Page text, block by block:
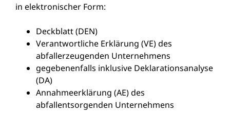
in elektronischer Form:
Deckblatt (DEN)
Verantwortliche Erklärung (VE) des
abfallerzeugenden Unternehmens
gegebenenfalls inklusive Deklarationsanalyse
(DA)
Annahmeerklärung (AE) des
abfallentsorgenden Unternehmens